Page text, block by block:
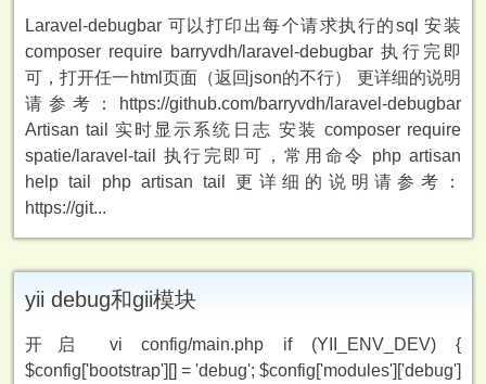
Laravel-debugbar 可以打印出每个请求执行的sql 安装
composer require barryvdh/laravel-debugbar 执行完即
可，打开任一html页面（返回json的不行） 更详细的说明
请参考：https://github.com/barryvdh/laravel-debugbar
Artisan tail 实时显示系统日志 安装 composer require
spatie/laravel-tail 执行完即可，常用命令 php artisan
help tail php artisan tail 更详细的说明请参考：
https://git...
yii debug和gii模块
开启 vi config/main.php if (YII_ENV_DEV) {
$config['bootstrap'][] = 'debug'; $config['modules']['debug']